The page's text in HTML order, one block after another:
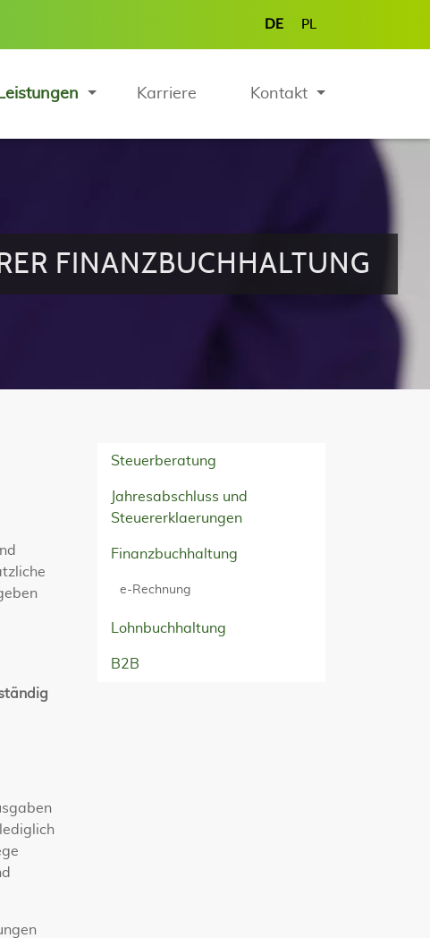
DE PL
Leistungen Karriere Kontakt
FINANZBUCHHALTUNG
Steuerberatung
Jahresabschluss und
Steuererklaerungen
Finanzbuchhaltung
e-Rechnung
Lohnbuchhaltung
B2B